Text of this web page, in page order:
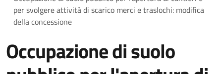
per svolgere attività di scarico merci e traslochi: modifica
della concessione
Occupazione di suolo